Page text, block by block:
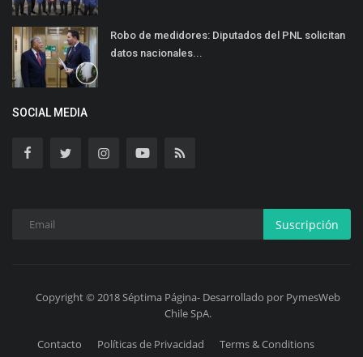
Robo de medidores: Diputados del PNL solicitan
datos nacionales...
SOCIAL MEDIA
Suscripción
Copyright © 2018 Séptima Página- Desarrollado por PymesWeb
Chile SpA.
Contacto Políticas de Privacidad Terms & Conditions